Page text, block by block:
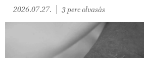
2026.07.27. 3 perc olvasás